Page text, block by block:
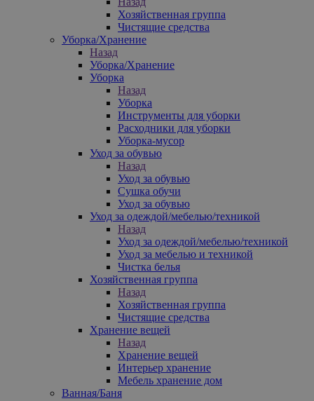
Хозяйственная группа
Чистящие средства
Уборка/Хранение
Назад
Уборка/Хранение
Уборка
Назад
Уборка
Инструменты для уборки
Расходники для уборки
Уборка-мусор
Уход за обувью
Назад
Уход за обувью
Сушка обучи
Уход за обувью
Уход за одеждой/мебелью/техникой
Назад
Уход за одеждой/мебелью/техникой
Уход за мебелью и техникой
Чистка белья
Хозяйственная группа
Назад
Хозяйственная группа
Чистящие средства
Хранение вещей
Назад
Хранение вещей
Интерьер хранение
Мебель хранение дом
Ванная/Баня